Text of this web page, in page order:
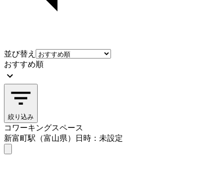
並び替え
おすすめ順
絞り込み
コワーキングスペース
新富町駅（富山県）
日時：未設定